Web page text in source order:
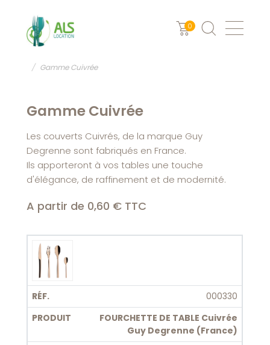
0
Gamme Cuivrée
Gamme Cuivrée
Les couverts Cuivrés, de la marque Guy
Degrenne sont fabriqués en France.
Ils apporteront à vos tables une touche
d'élégance, de raffinement et de modernité.
A partir de 0,60 € TTC
000330
FOURCHETTE DE TABLE Cuivrée
Guy Degrenne (France)